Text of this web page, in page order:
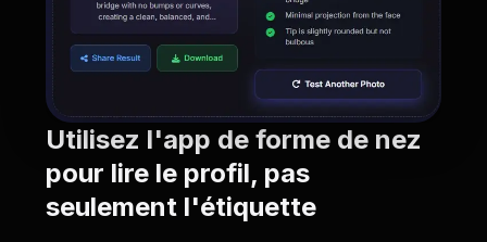
Utilisez l'app de forme de nez
pour lire le profil, pas
seulement l'étiquette